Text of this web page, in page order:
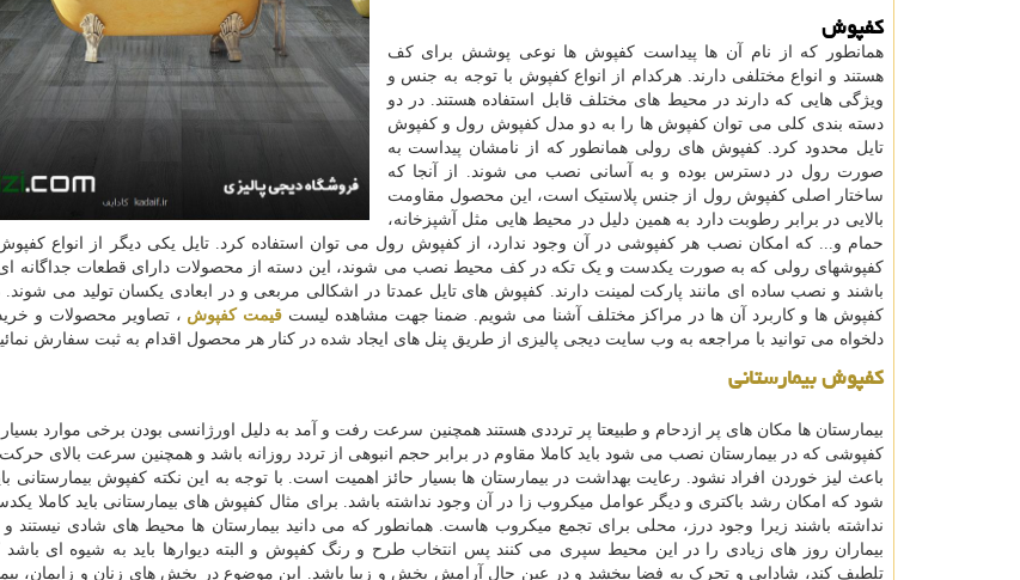
کفپوش
همانطور که از نام آن ها پیداست کفپوش ها نوعی پوشش برای کف
هستند و انواع مختلفی دارند. هرکدام از انواع کفپوش با توجه به جنس و
ویژگی هایی که دارند در محیط های مختلف قابل استفاده هستند. در دو
دسته بندی کلی می توان کفپوش ها را به دو مدل کفپوش رول و کفپوش
تایل محدود کرد. کفپوش های رولی همانطور که از نامشان پیداست به
صورت رول در دسترس بوده و به آسانی نصب می شوند. از آنجا که
ساختار اصلی کفپوش رول از جنس پلاستیک است، این محصول مقاومت
بالایی در برابر رطوبت دارد به همین دلیل در محیط هایی مثل آشپزخانه،
حمام و... که امکان نصب هر کفپوشی در آن وجود ندارد، از کفپوش رول می توان استفاده کرد. تایل یکی دیگر از انواع
کفپوشهای رولی که به صورت یکدست و یک تکه در کف محیط نصب می شوند، این دسته از محصولات دارای قطعات جداگانه ای
باشند و نصب ساده ای مانند پارکت لمینت دارند. کفپوش های تایل عمدتا در اشکالی مربعی و در ابعادی یکسان تولید می شوند.
کفپوش ها و کاربرد آن ها در مراکز مختلف آشنا می شویم. ضمنا جهت مشاهده لیست قیمت کفپوش ، تصاویر محصولات و خرید
دلخواه می توانید با مراجعه به وب سایت دیجی پالیزی از طریق پنل های ایجاد شده در کنار هر محصول اقدام به ثبت سفارش
کفپوش بیمارستانی
بیمارستان ها مکان های پر ازدحام و طبیعتا پر ترددی هستند همچنین سرعت رفت و آمد به دلیل اورژانسی بودن برخی موارد بسیار
کفپوشی که در بیمارستان نصب می شود باید کاملا مقاوم در برابر حجم انبوهی از تردد روزانه باشد و همچنین سرعت بالای
باعث لیز خوردن افراد نشود. رعایت بهداشت در بیمارستان ها بسیار حائز اهمیت است. با توجه به این نکته کفپوش بیمارستانی
شود که امکان رشد باکتری و دیگر عوامل میکروب زا در آن وجود نداشته باشد. برای مثال کفپوش های بیمارستانی باید کاملا
نداشته باشند زیرا وجود درز، محلی برای تجمع میکروب هاست. همانطور که می دانید بیمارستان ها محیط های شادی نیستند و
بیماران روز های زیادی را در این محیط سپری می کنند پس انتخاب طرح و رنگ کفپوش و البته دیوارها باید به شیوه ای
تلطیف کند، شادابی و تحرک به فضا ببخشد و در عین حال آرامش بخش و زیبا باشد. این موضوع در بخش های زنان و زایمان،